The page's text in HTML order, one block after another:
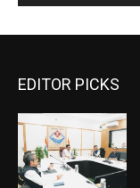
EDITOR PICKS